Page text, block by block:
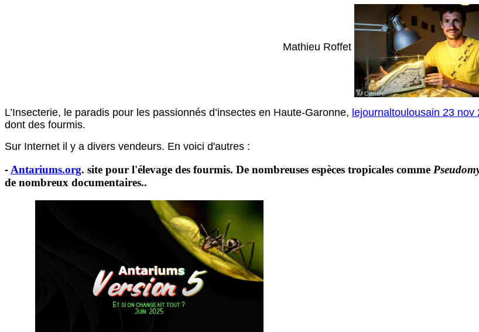
Mathieu Roffet
L’Insecterie, le paradis pour les passionnés d’insectes en Haute-Garonne, lejournaltoulousain 23 nov
dont des fourmis.
Sur Internet il y a divers vendeurs. En voici d'autres :
- Antariums.org. site pour l'élevage des fourmis. De nombreuses espèces tropicales comme
de nombreux documentaires..